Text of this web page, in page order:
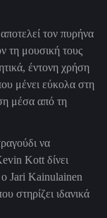
τον πυρήνα
τη μουσική τους
έντονη χρήση
μένει εύκολα στη
μέσα από τη
να
Kott δίνει
Jari Kainulainen
στηρίζει ιδανικά